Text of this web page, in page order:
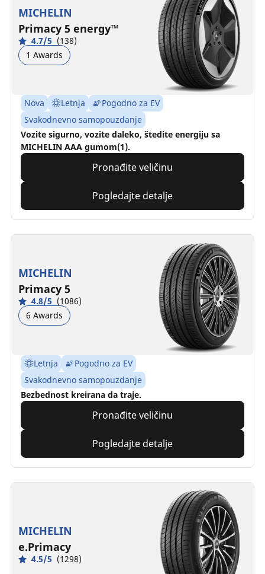
MICHELIN
Primacy 5 energy™
4.7/5 (138)
1 Awards
Nova Letnja
Pogodno za EV
Svakodnevno samopouzdanje
Vozite sigurno, vozite daleko, štedite energiju sa
MICHELIN AAA gumom(1).
Pronađite veličinu
Pogledajte detalje
MICHELIN
Primacy 5
4.8/5 (1086)
6 Awards
Letnja
Pogodno za EV
Svakodnevno samopouzdanje
Bezbednost kreirana da traje.
Pronađite veličinu
Pogledajte detalje
MICHELIN
e.Primacy
4.5/5 (1298)